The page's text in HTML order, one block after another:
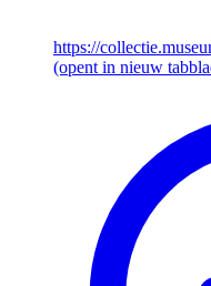
https://
(opent in nieuw